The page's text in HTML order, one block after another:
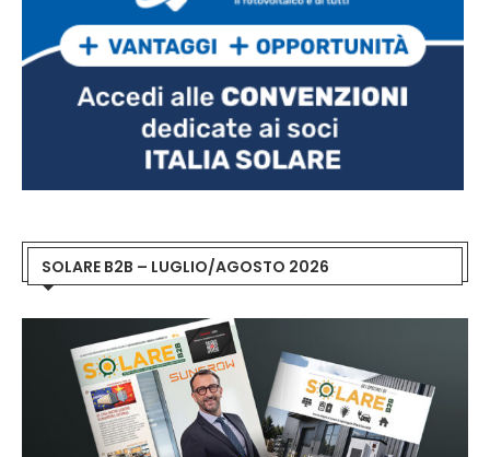
SOLARE B2B – LUGLIO/AGOSTO 2026